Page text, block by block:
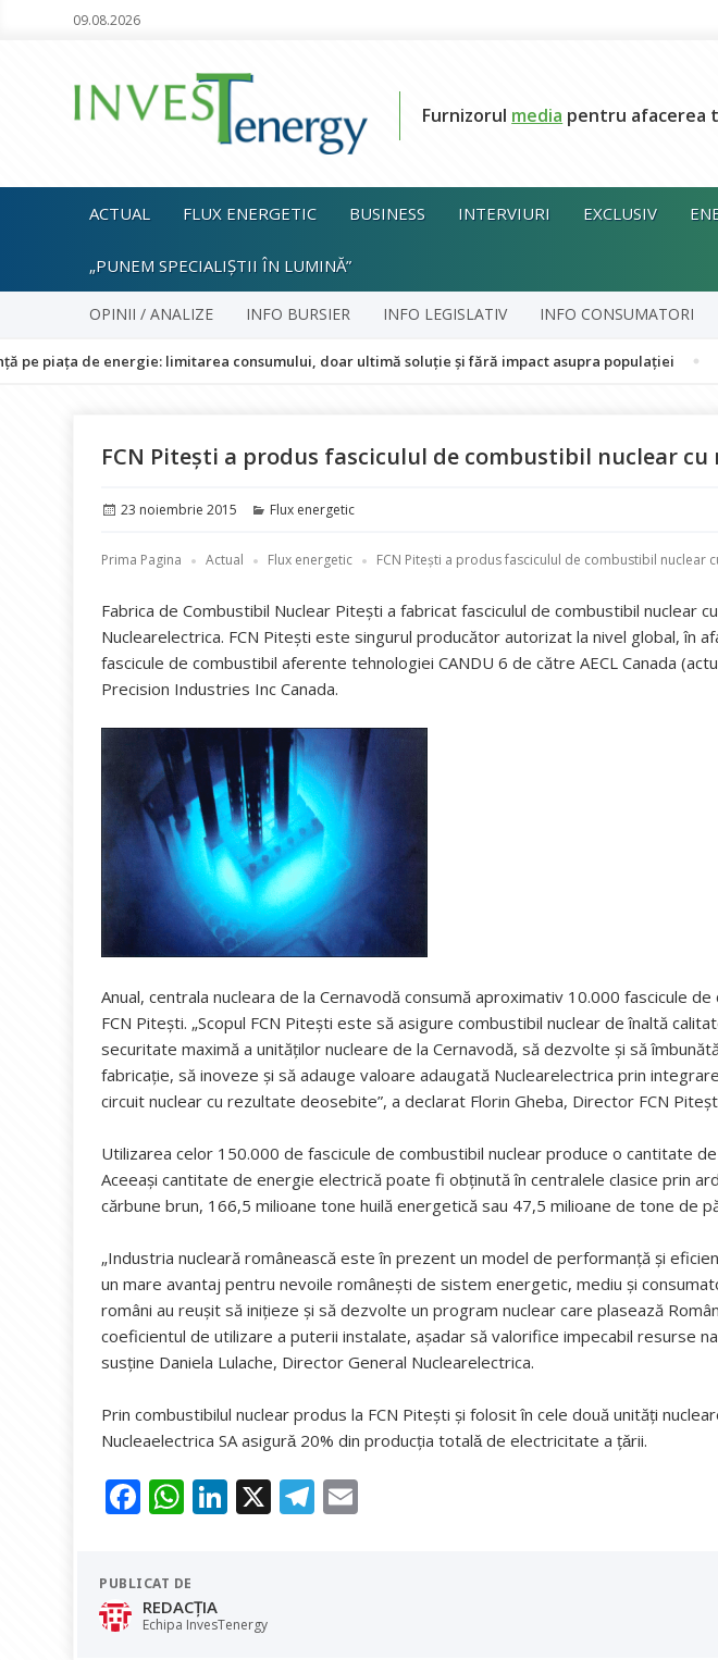
09.08.2026
Furnizorul media pentru afacerea
ACTUAL FLUX ENERGETIC BUSINESS INTERVIURI EXCLUSIV
„PUNEM SPECIALIȘTII ÎN LUMINĂ”
OPINII / ANALIZE INFO BURSIER INFO LEGISLATIV INFO CONSUMATORI
energie: limitarea consumului, doar ultimă soluție și fără impact asupra populației Canicula
FCN Pitești a produs fasciculul de combustibil nuclear cu
Publicat
23 noiembrie 2015 Categorii
Flux energetic
Prima Pagina Actual Flux energetic FCN Pitești a produs fasciculul de combustibil nuclear
Fabrica de Combustibil Nuclear Pitești a fabricat fasciculul de combustibil nuclear
Nuclearelectrica. FCN Pitești este singurul producător autorizat la nivel global, în
fascicule de combustibil aferente tehnologiei CANDU 6 de către AECL Canada
Precision Industries Inc Canada.
Anual, centrala nucleara de la Cernavodă consumă aproximativ 10.000 fascicule
FCN Pitești. „Scopul FCN Pitești este să asigure combustibil nuclear de înaltă
securitate maximă a unităților nucleare de la Cernavodă, să dezvolte și să
fabricație, să inoveze și să adauge valoare adaugată Nuclearelectrica prin
circuit nuclear cu rezultate deosebite”, a declarat Florin Gheba, Director FCN
Utilizarea celor 150.000 de fascicule de combustibil nuclear produce o cantitate
Aceeași cantitate de energie electrică poate fi obținută în centralele clasice prin
cărbune brun, 166,5 milioane tone huilă energetică sau 47,5 milioane de tone de
„Industria nucleară românească este în prezent un model de performanță și
un mare avantaj pentru nevoile românești de sistem energetic, mediu și
români au reușit să inițieze și să dezvolte un program nuclear care plasează
coeficientul de utilizare a puterii instalate, așadar să valorifice impecabil resurse
susține Daniela Lulache, Director General Nuclearelectrica.
Prin combustibilul nuclear produs la FCN Piteşti şi folosit în cele două unități
Nucleaelectrica SA asigurǎ 20% din producţia totalǎ de electricitate a ţǎrii.
F
e
b
o
W
at
s
A
Li
dI
X T
PUBLICAT DE
REDACȚIA
Echipa InvesTenergy